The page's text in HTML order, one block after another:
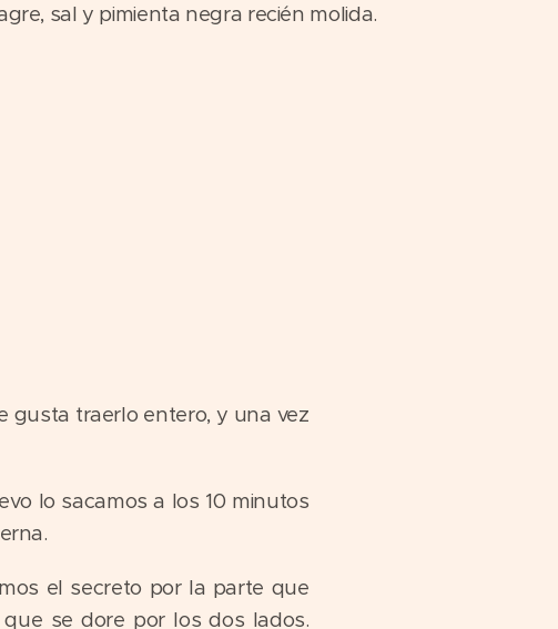
sal y pimienta negra recién molida.
gusta traerlo entero, y una vez
lo sacamos a los 10 minutos
el secreto por la parte que
se dore por los dos lados.